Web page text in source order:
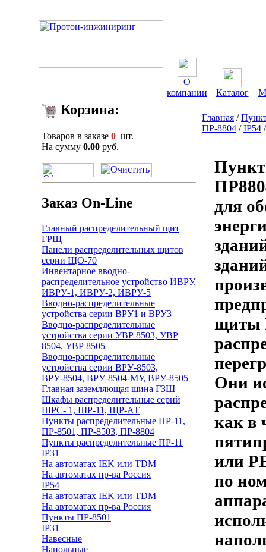
О
компании
Каталог
Корзина:
Товаров в заказе 0 шт.
На сумму 0.00 руб.
Заказ On-Line
Главный распределительный щит
ГРЩ
Панели распределительных щитов
серии ЩО-70
Инвентарное вводно-
распределительное устройство ИВРУ,
ИВРУ-1, ИВРУ-2, ИВРУ-5
Вводно-распределительные
устройства серии ВРУ1 и ВРУ3
Вводно-распределительные
устройства серии УВР 8503, УВР
8504, УВР 8505
Вводно-распределительные
устройства серии ВРУ-8503,
ВРУ-8504, ВРУ-8504-МУ, ВРУ-8505
Главная заземляющая шина ГЗШ
Шкафы распределительные серий
ШРС- 1, ШР-11, ЩР-АТ
Пункты распределительные ПР-11,
ПР-8501, ПР-8503, ПР-8804
Пункты распределительные ПР-11
IP31
На автоматах IEK или TDM
На автоматах пр-ва Россия
IP54
На автоматах IEK или TDM
На автоматах пр-ва Россия
Пункты ПР-8501
IP31
Навесные
Напольные
Главная /
ПР-8804 /IP54
для
щиты
Они
как в
или
по